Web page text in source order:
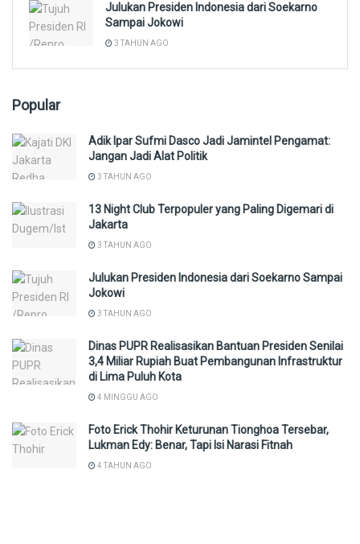
Julukan Presiden Indonesia dari Soekarno
Sampai Jokowi
3 TAHUN AGO
Popular
Adik Ipar Sufmi Dasco Jadi Jamintel Pengamat:
Jangan Jadi Alat Politik
3 TAHUN AGO
13 Night Club Terpopuler yang Paling Digemari di
Jakarta
3 TAHUN AGO
Julukan Presiden Indonesia dari Soekarno Sampai
Jokowi
3 TAHUN AGO
Dinas PUPR Realisasikan Bantuan Presiden Senilai
3,4 Miliar Rupiah Buat Pembangunan Infrastruktur
di Lima Puluh Kota
4 MINGGU AGO
Foto Erick Thohir Keturunan Tionghoa Tersebar,
Lukman Edy: Benar, Tapi Isi Narasi Fitnah
4 TAHUN AGO